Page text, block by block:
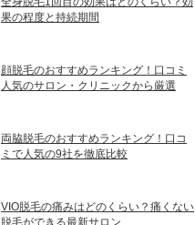
果の程度と持続期間
顔脱毛のおすすめランキング！口コミ
人気のサロン・クリニックから厳選
両脇脱毛のおすすめランキング！口コ
ミで人気の9社を徹底比較
VIO脱毛の痛みはどのくらい？痛くない
脱毛ができる最新サロン